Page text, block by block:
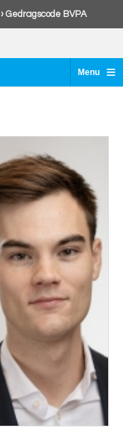
› Gedragscode BVPA
Menu ≡